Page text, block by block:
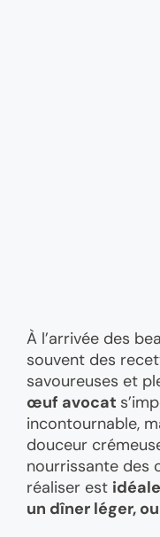
À l’arrivée des
souvent des
savoureuses et
œuf avocat
incontournable,
douceur
nourrissante des
réaliser est
un dîner léger,